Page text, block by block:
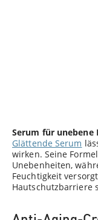
Serum für unebene
Glättende Serum
wirken. Seine
Unebenheiten,
Feuchtigkeit
Hautschutzbarriere